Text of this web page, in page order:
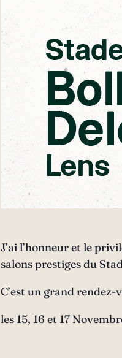
J’ai l’honneur et le
salons prestiges du
C’est un grand
les 15, 16 et 17